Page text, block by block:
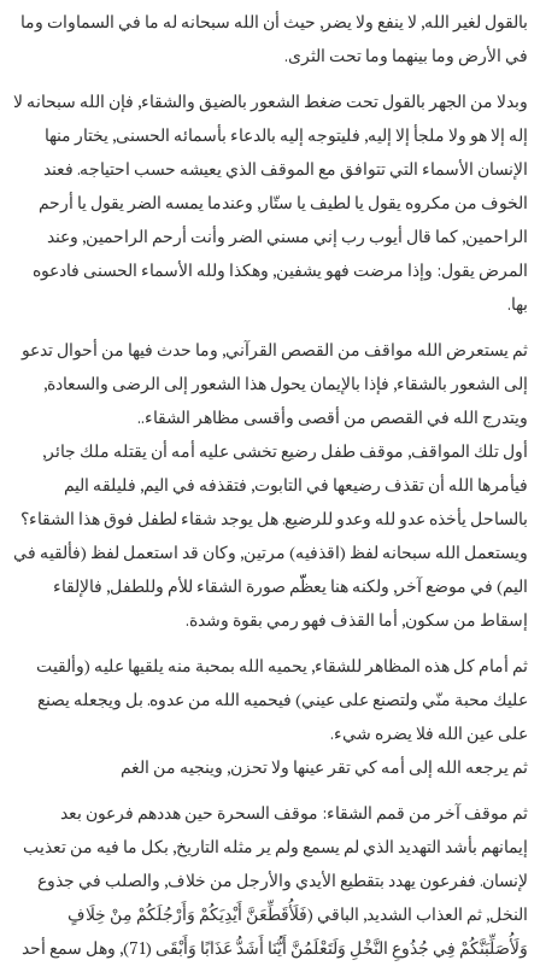
بالقول لغير الله, لا ينفع ولا يضر, حيث أن الله سبحانه له ما في السماوات وما
في الأرض وما بينهما وما تحت الثرى.
وبدلا من الجهر بالقول تحت ضغط الشعور بالضيق والشقاء, فإن الله سبحانه لا
إله إلا هو ولا ملجأ إلا إليه, فليتوجه إليه بالدعاء بأسمائه الحسنى, يختار منها
الإنسان الأسماء التي تتوافق مع الموقف الذي يعيشه حسب احتياجه. فعند
الخوف من مكروه يقول يا لطيف يا ستّار, وعندما يمسه الضر يقول يا أرحم
الراحمين, كما قال أيوب رب إني مسني الضر وأنت أرحم الراحمين, وعند
المرض يقول: وإذا مرضت فهو يشفين, وهكذا ولله الأسماء الحسنى فادعوه
بها.
ثم يستعرض الله مواقف من القصص القرآني, وما حدث فيها من أحوال تدعو
إلى الشعور بالشقاء, فإذا بالإيمان يحول هذا الشعور إلى الرضى والسعادة,
ويتدرج الله في القصص من أقصى وأقسى مظاهر الشقاء..
أول تلك المواقف, موقف طفل رضيع تخشى عليه أمه أن يقتله ملك جائر,
فيأمرها الله أن تقذف رضيعها في التابوت, فتقذفه في اليم, فليلقه اليم
بالساحل يأخذه عدو لله وعدو للرضيع. هل يوجد شقاء لطفل فوق هذا الشقاء؟
ويستعمل الله سبحانه لفظ (اقذفيه) مرتين, وكان قد استعمل لفظ (فألقيه في
اليم) في موضع آخر, ولكنه هنا يعظّّم صورة الشقاء للأم وللطفل, فالإلقاء
إسقاط من سكون, أما القذف فهو رمي بقوة وشدة.
ثم أمام كل هذه المظاهر للشقاء, يحميه الله بمحبة منه يلقيها عليه (وألقيت
عليك محبة منّي ولتصنع على عيني) فيحميه الله من عدوه. بل ويجعله يصنع
على عين الله فلا يضره شيء.
ثم يرجعه الله إلى أمه كي تقر عينها ولا تحزن, وينجيه من الغم
ثم موقف آخر من قمم الشقاء: موقف السحرة حين هددهم فرعون بعد
إيمانهم بأشد التهديد الذي لم يسمع ولم ير مثله التاريخ, بكل ما فيه من تعذيب
لإنسان. ففرعون يهدد بتقطيع الأيدي والأرجل من خلاف, والصلب في جذوع
النخل, ثم العذاب الشديد, الباقي (فَلَأُقَطِّعَنَّ أَيْدِيَكُمْ وَأَرْجُلَكُمْ مِنْ خِلَافٍ
وَلَأُصَلِّبَنَّكُمْ فِي جُذُوعِ النَّخْلِ وَلَتَعْلَمُنَّ أَيُّنَا أَشَدُّ عَذَابًا وَأَبْقَى (71), وهل سمع أحد